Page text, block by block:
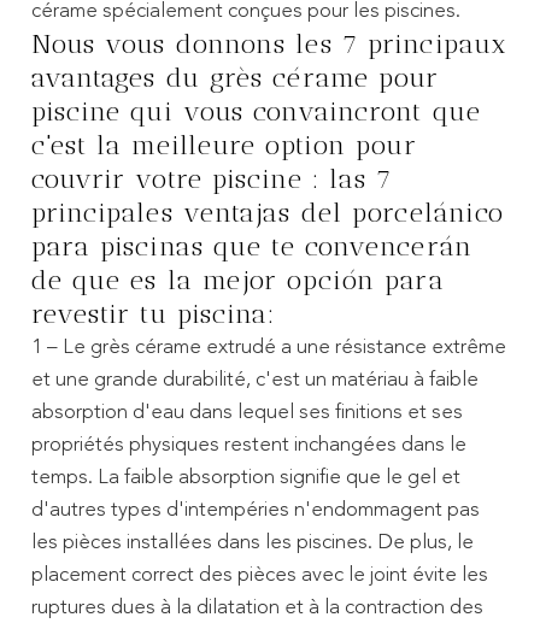
cérame spécialement conçues pour les piscines.
Nous vous donnons les 7 principaux
avantages du grès cérame pour
piscine qui vous convaincront que
c'est la meilleure option pour
couvrir votre piscine : las 7
principales ventajas del porcelánico
para piscinas que te convencerán
de que es la mejor opción para
revestir tu piscina:
1 – Le grès cérame extrudé a une résistance extrême
et une grande durabilité, c'est un matériau à faible
absorption d'eau dans lequel ses finitions et ses
propriétés physiques restent inchangées dans le
temps. La faible absorption signifie que le gel et
d'autres types d'intempéries n'endommagent pas
les pièces installées dans les piscines. De plus, le
placement correct des pièces avec le joint évite les
ruptures dues à la dilatation et à la contraction des